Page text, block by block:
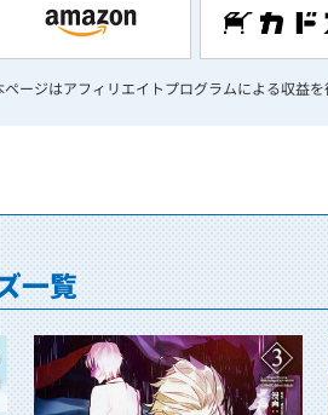
ページはアフィリエイトプログラムによる収益
一覧